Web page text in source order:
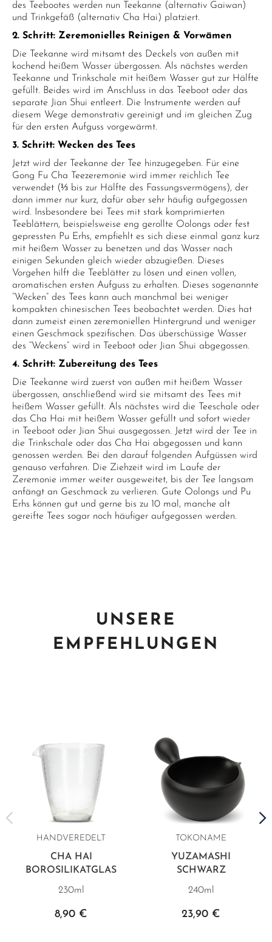
des Teebootes werden nun Teekanne (alternativ Gaiwan)
und Trinkgefäß (alternativ Cha Hai) platziert.
2. Schritt: Zeremonielles Reinigen & Vorwämen
Die Teekanne wird mitsamt des Deckels von außen mit
kochend heißem Wasser übergossen. Als nächstes werden
Teekanne und Trinkschale mit heißem Wasser gut zur Hälfte
gefüllt. Beides wird im Anschluss in das Teeboot oder das
separate Jian Shui entleert. Die Instrumente werden auf
diesem Wege demonstrativ gereinigt und im gleichen Zug
für den ersten Aufguss vorgewärmt.
3. Schritt: Wecken des Tees
Jetzt wird der Teekanne der Tee hinzugegeben. Für eine
Gong Fu Cha Teezeremonie wird immer reichlich Tee
verwendet (⅓ bis zur Hälfte des Fassungsvermögens), der
dann immer nur kurz, dafür aber sehr häufig aufgegossen
wird. Insbesondere bei Tees mit stark komprimierten
Teeblättern, beispielsweise eng gerollte Oolongs oder fest
gepressten Pu Erhs, empfiehlt es sich diese einmal ganz kurz
mit heißem Wasser zu benetzen und das Wasser nach
einigen Sekunden gleich wieder abzugießen. Dieses
Vorgehen hilft die Teeblätter zu lösen und einen vollen,
aromatischen ersten Aufguss zu erhalten. Dieses sogenannte
“Wecken” des Tees kann auch manchmal bei weniger
kompakten chinesischen Tees beobachtet werden. Dies hat
dann zumeist einen zeremoniellen Hintergrund und weniger
einen Geschmack spezifischen. Das überschüssige Wasser
des “Weckens” wird in Teeboot oder Jian Shui abgegossen.
4. Schritt: Zubereitung des Tees
Die Teekanne wird zuerst von außen mit heißem Wasser
übergossen, anschließend wird sie mitsamt des Tees mit
heißem Wasser gefüllt. Als nächstes wird die Teeschale oder
das Cha Hai mit heißem Wasser gefüllt und sofort wieder
in Teeboot oder Jian Shui ausgegossen. Jetzt wird der Tee in
die Trinkschale oder das Cha Hai abgegossen und kann
genossen werden. Bei den darauf folgenden Aufgüssen wird
genauso verfahren. Die Ziehzeit wird im Laufe der
Zeremonie immer weiter ausgeweitet, bis der Tee langsam
anfängt an Geschmack zu verlieren. Gute Oolongs und Pu
Erhs können gut und gerne bis zu 10 mal, manche alt
gereifte Tees sogar noch häufiger aufgegossen werden.
UNSERE
EMPFEHLUNGEN
HANDVEREDELT
CHA HAI
BOROSILIKATGLAS
230ml
8,90 €
TOKONAME
YUZAMASHI
SCHWARZ
240ml
23,90 €